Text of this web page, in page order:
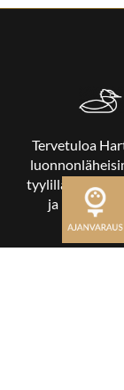
Tervetuloa
tyylilläsi ja
ja